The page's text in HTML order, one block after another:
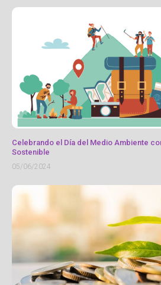
Celebrando el Día del Medio Ambiente
Sostenible
05/06/2024